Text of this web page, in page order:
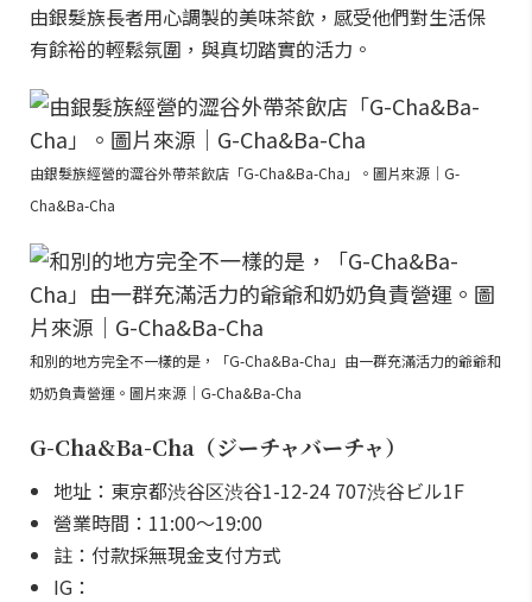
由銀髮族長者用心調製的美味茶飲，感受他們對生活保
有餘裕的輕鬆氛圍，與真切踏實的活力。
由銀髮族經營的澀谷外帶茶飲店「G-Cha&Ba-Cha」。圖片來源｜G-
Cha&Ba-Cha
和別的地方完全不一樣的是，「G-Cha&Ba-Cha」由一群充滿活力的爺爺和
奶奶負責營運。圖片來源｜G-Cha&Ba-Cha
G-Cha&Ba-Cha（ジーチャバーチャ）
地址：東京都渋谷区渋谷1-12-24 707渋谷ビル1F
營業時間：11:00～19:00
註：付款採無現金支付方式
IG：